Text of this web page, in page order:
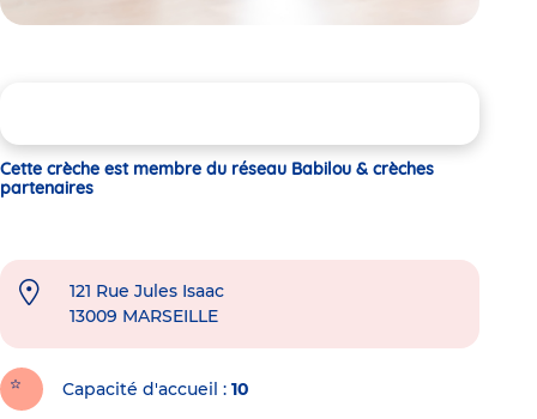
Cette crèche est membre du réseau Babilou & crèches
partenaires
121 Rue Jules Isaac
13009 MARSEILLE
Capacité d'accueil 10